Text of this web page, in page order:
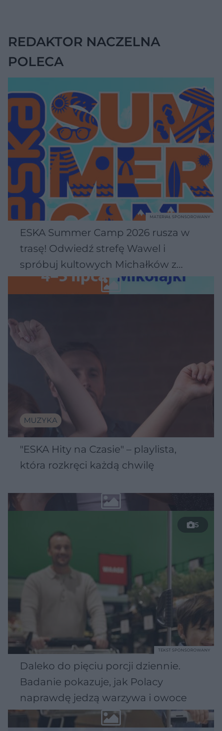
REDAKTOR NACZELNA
POLECA
ESKA Summer Camp 2026 rusza w
trasę! Odwiedź strefę Wawel i
spróbuj kultowych Michałków z
Wawelu
MATERIAŁ SPONSOROWANY
MUZYKA
"ESKA Hity na Czasie" – playlista,
która rozkręci każdą chwilę
5
Daleko do pięciu porcji dziennie.
Badanie pokazuje, jak Polacy
naprawdę jedzą warzywa i owoce
TEKST SPONSOROWANY